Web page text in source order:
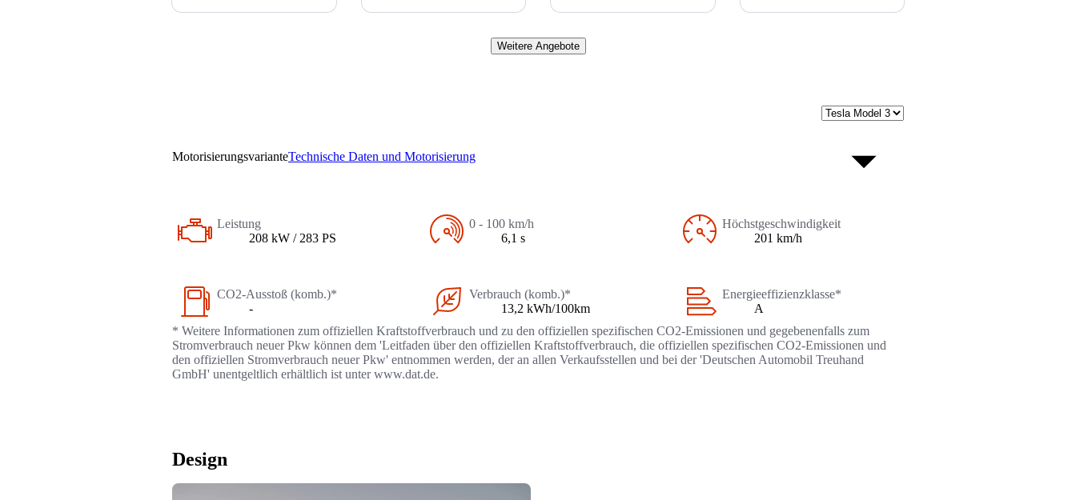
Weitere Angebote
MotorisierungsvarianteTechnische Daten und Motorisierung
Leistung
208 kW / 283 PS
0 - 100 km/h
6,1 s
Höchstgeschwindigkeit
201 km/h
CO2-Ausstoß (komb.)*
-
Verbrauch (komb.)*
13,2 kWh/100km
Energieeffizienzklasse*
A
* Weitere Informationen zum offiziellen Kraftstoffverbrauch und zu den offiziellen spezifischen CO2-Emissionen und gegebenenfalls zum
Stromverbrauch neuer Pkw können dem 'Leitfaden über den offiziellen Kraftstoffverbrauch, die offiziellen spezifischen CO2-Emissionen und
den offiziellen Stromverbrauch neuer Pkw' entnommen werden, der an allen Verkaufsstellen und bei der 'Deutschen Automobil Treuhand
GmbH' unentgeltlich erhältlich ist unter www.dat.de.
Design